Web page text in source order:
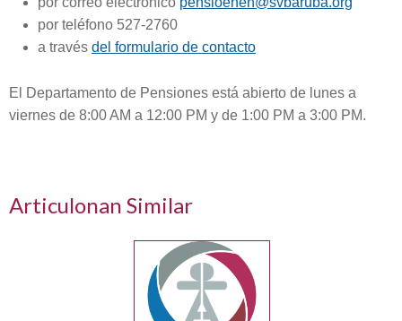
por teléfono 527-2760
a través del formulario de contacto
El Departamento de Pensiones está abierto de lunes a
viernes de 8:00 AM a 12:00 PM y de 1:00 PM a 3:00 PM.
Articulonan Similar